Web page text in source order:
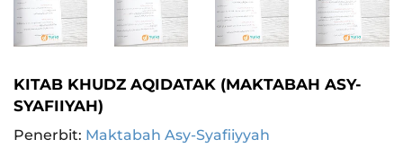
KITAB KHUDZ AQIDATAK (MAKTABAH ASY-
SYAFIIYAH)
Penerbit: Maktabah Asy-Syafiiyyah